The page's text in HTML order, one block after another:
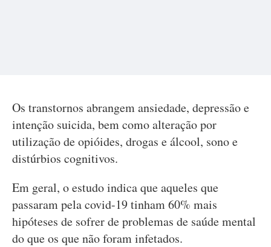
Os transtornos abrangem ansiedade, depressão e
intenção suicida, bem como alteração por
utilização de opióides, drogas e álcool, sono e
distúrbios cognitivos.
Em geral, o estudo indica que aqueles que
passaram pela covid-19 tinham 60% mais
hipóteses de sofrer de problemas de saúde mental
do que os que não foram infetados.